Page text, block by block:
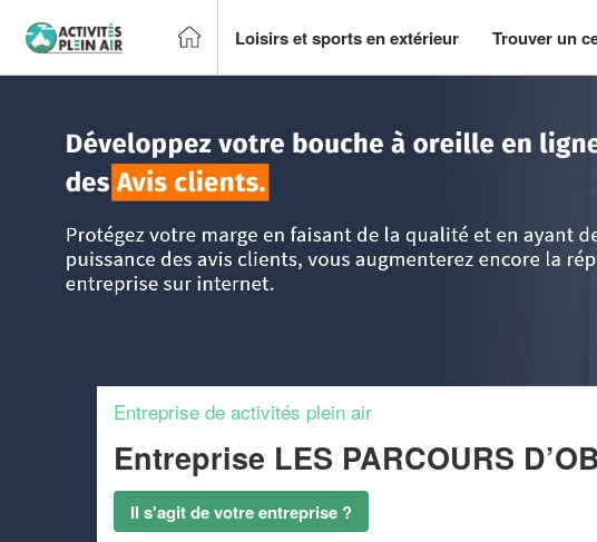
Loisirs et sports en extérieur Trouver un
Entreprise de activités plein air
Entreprise LES PARCOURS
Il s'agit de votre entreprise ?